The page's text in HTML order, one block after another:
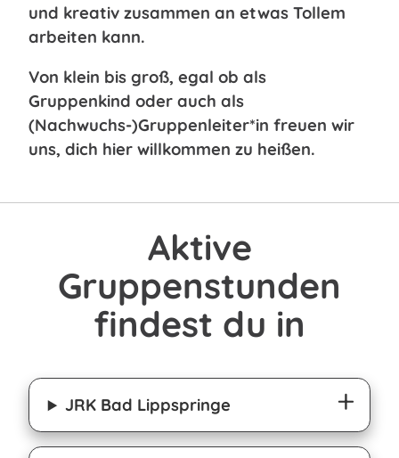
und kreativ zusammen an etwas Tollem
arbeiten kann.
Von klein bis groß, egal ob als
Gruppenkind oder auch als
(Nachwuchs-)Gruppenleiter*in freuen wir
uns, dich hier willkommen zu heißen.
Aktive
Gruppenstunden
findest du in
JRK Bad Lippspringe